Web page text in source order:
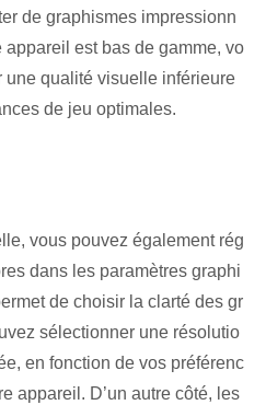
de graphismes impressionn
est bas de gamme, vo
une qualité visuelle inférieure
de jeu optimales.
vous pouvez également rég
dans les paramètres graphi
de choisir la clarté des gr
sélectionner une résolutio
en fonction de vos préférenc
appareil. D’un autre côté, les